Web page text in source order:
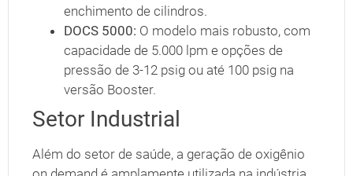
enchimento de cilindros.
DOCS 5000: O modelo mais robusto, com
capacidade de 5.000 lpm e opções de
pressão de 3-12 psig ou até 100 psig na
versão Booster.
Setor Industrial
Além do setor de saúde, a geração de oxigênio